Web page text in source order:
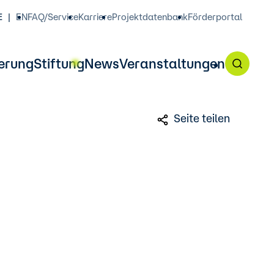
StiftungNewsVeranstaltungen
ENFAQ/ServiceKarriereProjektdatenbankFörderportal
Seite teilen